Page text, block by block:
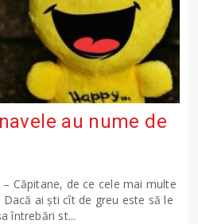
au nume de
Căpitane, de ce cele mai multe
ai şti cît de greu este să le
întrebări st...